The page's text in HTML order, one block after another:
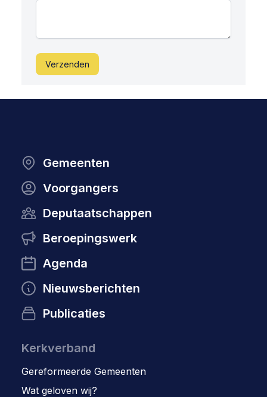
Verzenden
Gemeenten
Voorgangers
Deputaatschappen
Beroepingswerk
Agenda
Nieuwsberichten
Publicaties
Kerkverband
Gereformeerde Gemeenten
Wat geloven wij?